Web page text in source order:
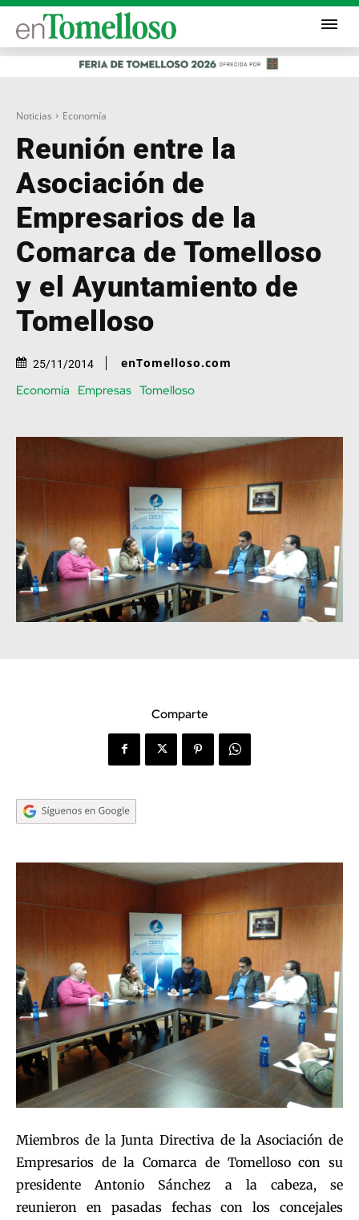
Noticias Economía
Reunión entre la
Asociación de
Empresarios de la
Comarca de Tomelloso
y el Ayuntamiento de
Tomelloso
25/11/2014 enTomelloso.com
Economía Empresas Tomelloso
Comparte
Miembros de la Junta Directiva de la Asociación de
Empresarios de la Comarca de Tomelloso con su
presidente Antonio Sánchez a la cabeza, se
reunieron en pasadas fechas con los concejales